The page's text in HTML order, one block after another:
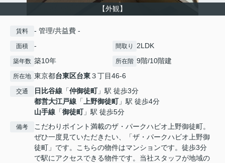
【外観】
賃料 - 管理/共益費 -
面積 - 間取り 2LDK
築年数 築10年 所在階 9階/10階建
所在地 東京都台東区台東３丁目46-6
交通 日比谷線 「仲御徒町」駅 徒歩3分
都営大江戸線 「上野御徒町」駅 徒歩4分
山手線 「御徒町」駅 徒歩5分
備考
こだわりポイント満載のザ・パークハビオ上野御徒町。
ぜひ一度見ていただきたい、「ザ・パークハビオ上野御
徒町」です。こちらの物件はマンションです。徒歩3分
で駅にアクセスできる物件です。当社スタッフが地域の